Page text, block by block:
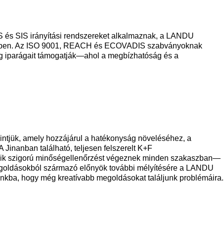
SIS irányítási rendszereket alkalmaznak, a LANDU
Az ISO 9001, REACH és ECOVADIS szabványoknak
iparágait támogatják—ahol a megbízhatóság és a
amely hozzájárul a hatékonyság növeléséhez, a
Jinanban található, teljesen felszerelt K+F
szigorú minőségellenőrzést végeznek minden szakaszban—
származó előnyök további mélyítésére a LANDU
hogy még kreatívabb megoldásokat találjunk problémáira.